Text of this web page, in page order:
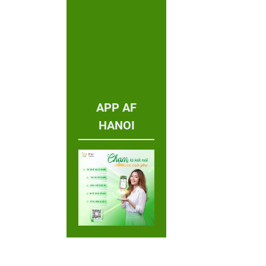
APP AF
HANOI